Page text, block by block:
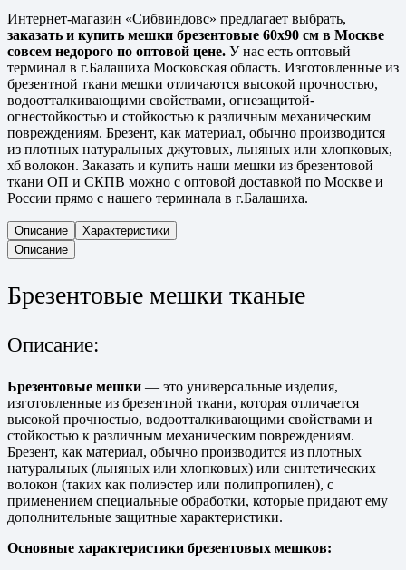
Интернет-магазин «Сибвиндовс» предлагает выбрать,
заказать и купить мешки брезентовые 60х90 см в Москве
совсем недорого по оптовой цене. У нас есть оптовый
терминал в г.Балашиха Московская область. Изготовленные из
брезентной ткани мешки отличаются высокой прочностью,
водоотталкивающими свойствами, огнезащитой-
огнестойкостью и стойкостью к различным механическим
повреждениям. Брезент, как материал, обычно производится
из плотных натуральных джутовых, льняных или хлопковых,
хб волокон. Заказать и купить наши мешки из брезентовой
ткани ОП и СКПВ можно с оптовой доставкой по Москве и
России прямо с нашего терминала в г.Балашиха.
Описание
Характеристики
Описание
Брезентовые мешки тканые
Описание:
Брезентовые мешки — это универсальные изделия,
изготовленные из брезентной ткани, которая отличается
высокой прочностью, водоотталкивающими свойствами и
стойкостью к различным механическим повреждениям.
Брезент, как материал, обычно производится из плотных
натуральных (льняных или хлопковых) или синтетических
волокон (таких как полиэстер или полипропилен), с
применением специальные обработки, которые придают ему
дополнительные защитные характеристики.
Основные характеристики брезентовых мешков: